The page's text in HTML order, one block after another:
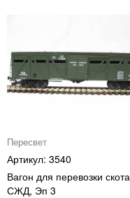
Пересвет
3540
Вагон для перевозки скота
СЖД, Эп 3